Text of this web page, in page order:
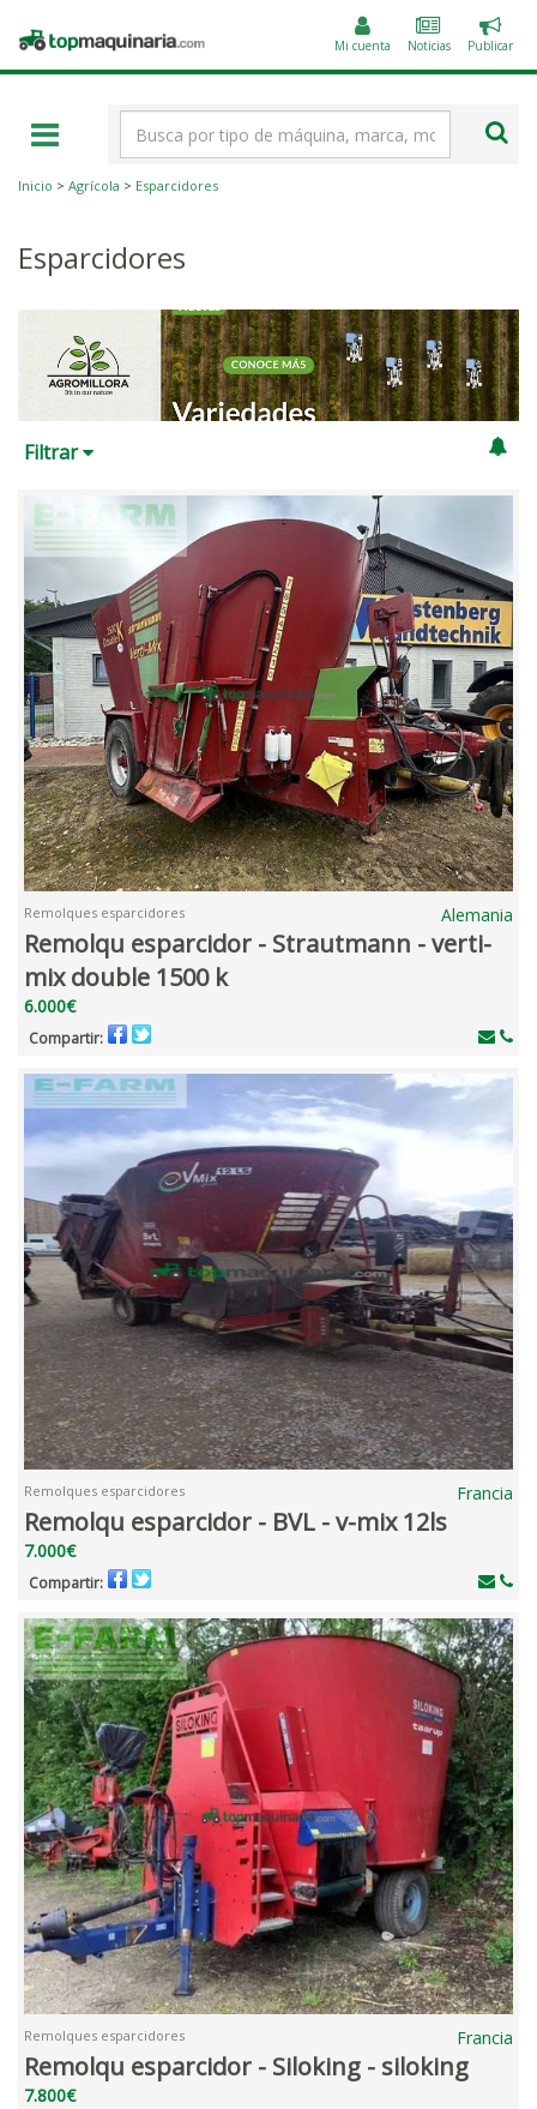
Topmaquinaria.com Mi cuenta Noticias
un
Publicar
Inicio > Agrícola > Esparcidores
Esparcidores
Filtrar
Remolques esparcidores Alemania
Remolqu esparcidor - Strautmann - verti-
mix double 1500 k
6.000€
Compartir:
Remolques esparcidores Francia
Remolqu esparcidor - BVL - v-mix 12ls
7.000€
Compartir:
Remolques esparcidores Francia
Remolqu esparcidor - Siloking - siloking
7.800€